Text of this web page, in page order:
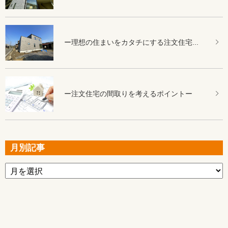
ー理想の住まいをカタチにする注文住宅...
ー注文住宅の間取りを考えるポイントー
月別記事